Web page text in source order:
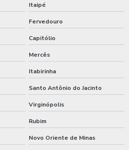
Itaipé
Fervedouro
Capitólio
Mercês
Itabirinha
Santo Antônio do Jacinto
Virginópolis
Rubim
Novo Oriente de Minas